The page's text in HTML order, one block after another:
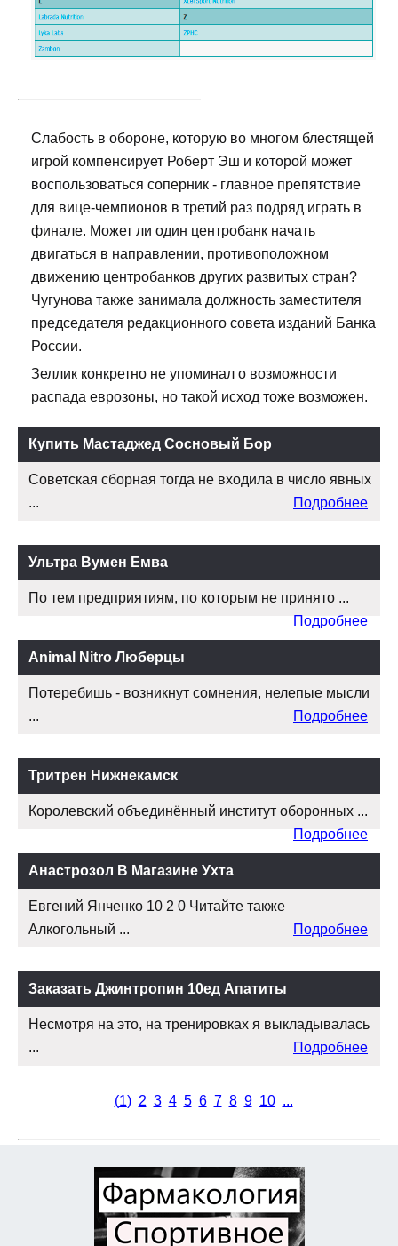
Слабость в обороне, которую во многом блестящей
игрой компенсирует Роберт Эш и которой может
воспользоваться соперник - главное препятствие
для вице-чемпионов в третий раз подряд играть в
финале. Может ли один центробанк начать
двигаться в направлении, противоположном
движению центробанков других развитых стран?
Чугунова также занимала должность заместителя
председателя редакционного совета изданий Банка
России.
Зеллик конкретно не упоминал о возможности
распада еврозоны, но такой исход тоже возможен.
Купить Мастаджед Сосновый Бор
Советская сборная тогда не входила в число явных
...
Подробнее
Ультра Вумен Емва
По тем предприятиям, по которым не принято ...
Подробнее
Animal Nitro Люберцы
Потеребишь - возникнут сомнения, нелепые мысли
...
Подробнее
Тритрен Нижнекамск
Королевский объединённый институт оборонных ...
Подробнее
Анастрозол В Магазине Ухта
Евгений Янченко 10 2 0 Читайте также
Алкогольный ...
Подробнее
Заказать Джинтропин 10ед Апатиты
Несмотря на это, на тренировках я выкладывалась
...
Подробнее
(1) 2 3 4 5 6 7 8 9 10 ...